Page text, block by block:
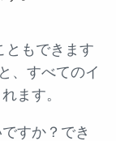
ともできます
、すべてのイ
ます。
すか？でき